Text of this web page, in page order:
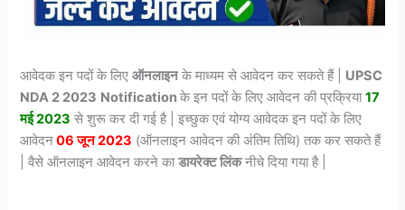
आवेदक इन पदों के लिएऑनलाइनके माध्यम से आवेदन कर सकते हैं | UPSC
NDA 2 2023 Notificationके इन पदों के लिए आवेदन की प्रक्रिया17
मई 2023 से शुरू कर दी गई है | इच्छुक एवं योग्य आवेदक इन पदों के लिए
आवेदन06 जून 2023 (ऑनलाइन आवेदन की अंतिम तिथि) तक कर सकते हैं
| वैसे ऑनलाइन आवेदन करने काडायरेक्ट लिंकनीचे दिया गया है |